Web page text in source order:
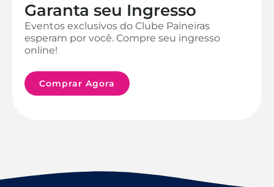
Garanta seu Ingresso
Eventos exclusivos do Clube Paineiras
esperam por você. Compre seu ingresso
online!
Comprar Agora